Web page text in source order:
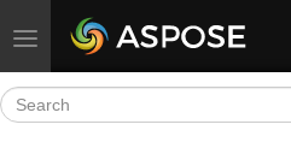
Toggle navigation